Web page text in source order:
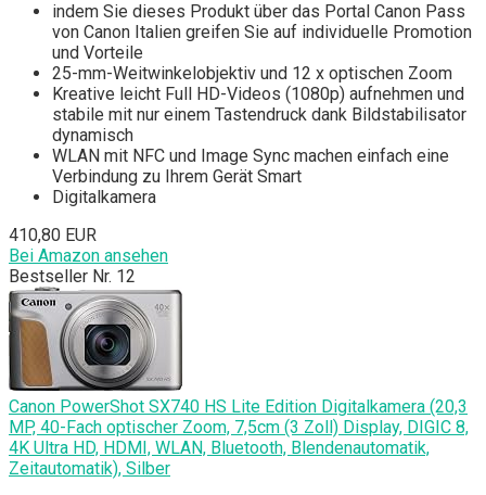
indem Sie dieses Produkt über das Portal Canon Pass
von Canon Italien greifen Sie auf individuelle Promotion
und Vorteile
25-mm-Weitwinkelobjektiv und 12 x optischen Zoom
Kreative leicht Full HD-Videos (1080p) aufnehmen und
stabile mit nur einem Tastendruck dank Bildstabilisator
dynamisch
WLAN mit NFC und Image Sync machen einfach eine
Verbindung zu Ihrem Gerät Smart
Digitalkamera
410,80 EUR
Bei Amazon ansehen
Bestseller Nr. 12
Canon PowerShot SX740 HS Lite Edition Digitalkamera (20,3
MP, 40-Fach optischer Zoom, 7,5cm (3 Zoll) Display, DIGIC 8,
4K Ultra HD, HDMI, WLAN, Bluetooth, Blendenautomatik,
Zeitautomatik), Silber